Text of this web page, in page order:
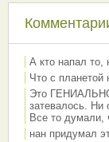
А кто напал то,
Что с планетой
Это ГЕНИАЛЬНО
затевалось. Ни
Все то думали,
нан придумал